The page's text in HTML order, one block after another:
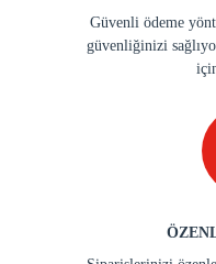
Güvenli ödeme
güvenliğinizi